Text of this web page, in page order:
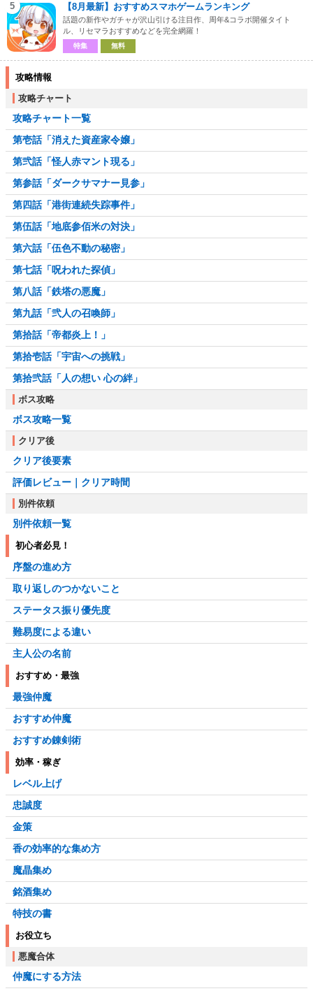
5 【8月最新】おすすめスマホゲームランキング
話題の新作やガチャが沢山引ける注目作、周年&コラボ開催タイト
ル、リセマラおすすめなどを完全網羅！
特集 無料
攻略情報
攻略チャート
攻略チャート一覧
第壱話「消えた資産家令嬢」
第弐話「怪人赤マント現る」
第参話「ダークサマナー見参」
第四話「港街連続失踪事件」
第伍話「地底参佰米の対決」
第六話「伍色不動の秘密」
第七話「呪われた探偵」
第八話「鉄塔の悪魔」
第九話「弐人の召喚師」
第拾話「帝都炎上！」
第拾壱話「宇宙への挑戦」
第拾弐話「人の想い 心の絆」
ボス攻略
ボス攻略一覧
クリア後
クリア後要素
評価レビュー｜クリア時間
別件依頼
別件依頼一覧
初心者必見！
序盤の進め方
取り返しのつかないこと
ステータス振り優先度
難易度による違い
主人公の名前
おすすめ・最強
最強仲魔
おすすめ仲魔
おすすめ錬剣術
効率・稼ぎ
レベル上げ
忠誠度
金策
香の効率的な集め方
魔晶集め
銘酒集め
特技の書
お役立ち
悪魔合体
仲魔にする方法